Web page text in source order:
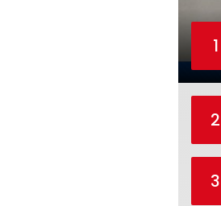
1
2
3